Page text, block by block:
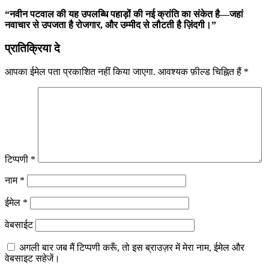
“नवीनपटवालकीयहउपलब्धिपहाड़ोंकीनईक्रांतिकासंकेतहै—जहां
नवाचारसेउपजताहैरोजगार, औरउम्मीदसेलौटतीहैज़िंदगी।”
प्रातिक्रिया दे
आपका ईमेल पता प्रकाशित नहीं किया जाएगा. आवश्यक फ़ील्ड चिह्नित हैं *
टिप्पणी *
नाम *
ईमेल *
वेबसाईट
अगली बार जब मैं टिप्पणी करूँ, तो इस ब्राउज़र में मेरा नाम, ईमेल और
वेबसाइट सहेजें।